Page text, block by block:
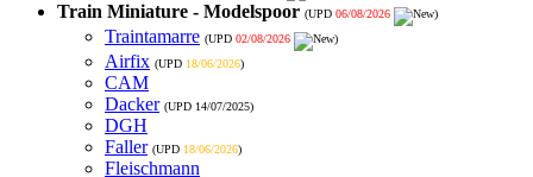
Train Miniature - Modelspoor (UPD 06/08/2026 )
Traintamarre (UPD 02/08/2026 )
Airfix (UPD 18/06/2026)
CAM
Dacker (UPD 14/07/2025)
DGH
Faller (UPD 18/06/2026)
Fleischmann